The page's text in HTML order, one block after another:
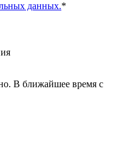
данных.*
В ближайшее время с